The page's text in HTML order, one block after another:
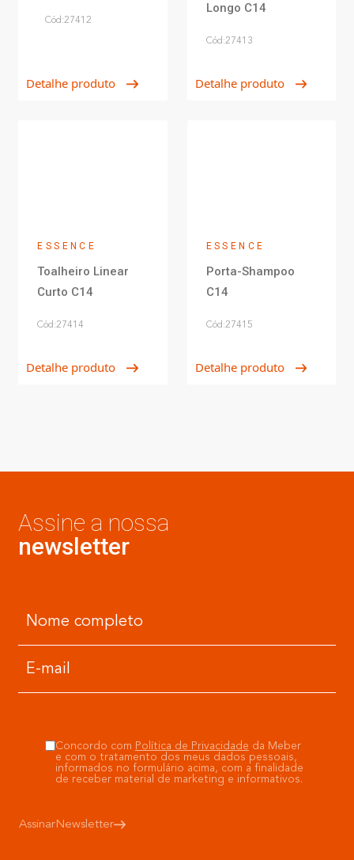
Cód:27412
Detalhe produto
Longo C14
Cód:27413
Detalhe produto
ESSENCE
Toalheiro Linear
Curto C14
Cód:27414
Detalhe produto
ESSENCE
Porta-Shampoo
C14
Cód:27415
Detalhe produto
Assine a nossa
newsletter
AssinarNewsletter
Concordo com Política de Privacidade da Meber
e com o tratamento dos meus dados pessoais,
informados no formulário acima, com a finalidade
de receber material de marketing e informativos.